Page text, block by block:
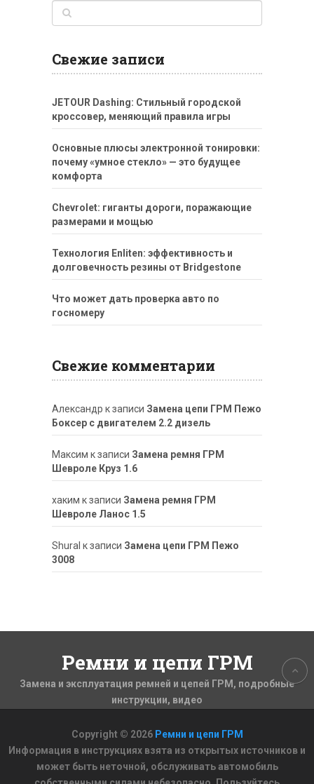
Свежие записи
JETOUR Dashing: Стильный городской
кроссовер, меняющий правила игры
Основные плюсы электронной тонировки:
почему «умное стекло» — это будущее
комфорта
Chevrolet: гиганты дороги, поражающие
размерами и мощью
Технология Enliten: эффективность и
долговечность резины от Bridgestone
Что может дать проверка авто по
госномеру
Свежие комментарии
Александр к записи Замена цепи ГРМ Пежо
Боксер с двигателем 2.2 дизель
Максим к записи Замена ремня ГРМ
Шевроле Круз 1.6
хаким к записи Замена ремня ГРМ
Шевроле Ланос 1.5
ShuraI к записи Замена цепи ГРМ Пежо
3008
Ремни и цепи ГРМ
Замена и эксплуатация ремней и цепей ГРМ, подробные
инструкции, видео
Copyright © 2026 Ремни и цепи ГРМ
Информация в инструкциях взята из открытых источников и
может быть неточной, обслуживать автомобиль